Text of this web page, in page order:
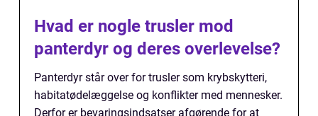
Hvad er nogle trusler mod
panterdyr og deres overlevelse?
Panterdyr står over for trusler som krybskytteri,
habitatødelæggelse og konflikter med mennesker.
Derfor er bevaringsindsatser afgørende for at